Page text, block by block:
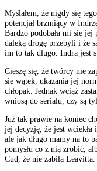
Myślałem, że nigdy się
potencjał brzmiący w
Bardzo podobała mi się
daleką drogę przebyli i że
im to tak długo. Indra jest
Cieszę się, że twórcy nie
się wątek, ukazania jej
chłopak. Jednak wciąż
wniosą do serialu, czy są
Już tak prawie na koniec
jej decyzję, że jest
ale jak długo mamy na to
pomysłu co z nią zrobić,
Cud, że nie zabiła